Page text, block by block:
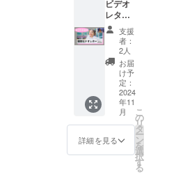
影用の
カメラ
が会場
内に入
り、ご
来場の
お客様
の様子
が媒体
や商品
映像に
む場合
がござ
合がご
ざいま
す。ま
た開演
中のご
入場に
ついて
は、制
限させ
て頂く
場合が
ござい
ます。
場合が
ござい
ます。
・会場
内で係
員の指
示及び
注意に
従わな
い場
合、入
場をお
断り、
または
ご退場
援して
くだ
さって
いる方
のみ対
象とな
りま
す。 ︎︎・
ライブ
終了
後、会
て撮影
を行い
が記念
に撮影
させて
いただ
く場合
がござ
います
(写りた
くない
方はお
断りい
て大丈
夫です)
身巾55
肩巾50
袖丈
22【XL
size】
身丈78
身巾58
肩巾53
袖丈24
④Ache
rieより
キュー
カード
ベスト
アルバ
ム「The
Momen
(special
box
ver.)」
(サイン
入り)と
限定ポ
スト
カード
照・サ
イズ：
100×14
8) ③オ
リジナ
ル20
RERUN
ポスト
カード2
枚組 (画
像参
照・サ
イズ：
ビデオ
レター
プラ
ン】 リ
ターン
内容：
①Ache
rieから
個別の
ビデオ
レター
をメー
ルにて
お送
り。
Acherie
支援
者：
2人
お届
け予
定：
2024
年11
月
詳細を見る
こ
の
リ
タ
ー
ン
を
選
択
す
る